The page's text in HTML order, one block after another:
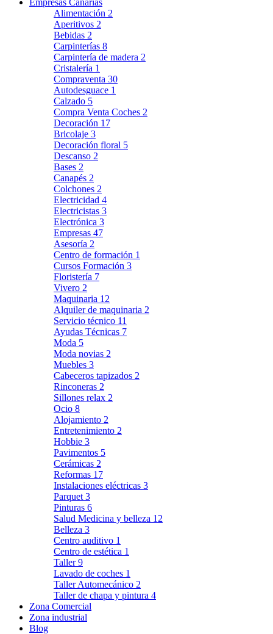
Alimentación 2
Aperitivos 2
Bebidas 2
Carpinterías 8
Carpintería de madera 2
Cristalería 1
Compraventa 30
Autodesguace 1
Calzado 5
Compra Venta Coches 2
Decoración 17
Bricolaje 3
Decoración floral 5
Descanso 2
Bases 2
Canapés 2
Colchones 2
Electricidad 4
Electricistas 3
Electrónica 3
Empresas 47
Asesoría 2
Centro de formación 1
Cursos Formación 3
Floristería 7
Vivero 2
Maquinaria 12
Alquiler de maquinaria 2
Servicio técnico 11
Ayudas Técnicas 7
Moda 5
Moda novias 2
Muebles 3
Cabeceros tapizados 2
Rinconeras 2
Sillones relax 2
Ocio 8
Alojamiento 2
Entretenimiento 2
Hobbie 3
Pavimentos 5
Cerámicas 2
Reformas 17
Instalaciones eléctricas 3
Parquet 3
Pinturas 6
Salud Medicina y belleza 12
Belleza 3
Centro auditivo 1
Centro de estética 1
Taller9
Lavado de coches 1
Taller Automecánico 2
Taller de chapa y pintura 4
Zona Comercial
Zona industrial
Blog